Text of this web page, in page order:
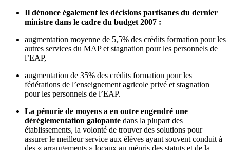
Il dénonce également les décisions partisanes du dernier
ministre dans le cadre du budget 2007 :
augmentation moyenne de 5,5% des crédits formation pour les
autres services du MAP et stagnation pour les personnels de
l’EAP,
augmentation de 35% des crédits formation pour les
fédérations de l’enseignement agricole privé et stagnation
pour les personnels de l’EAP.
La pénurie de moyens a en outre engendré une
déréglementation galopante dans la plupart des
établissements, la volonté de trouver des solutions pour
assurer le meilleur service aux élèves ayant souvent conduit à
des « arrangements » locaux au mépris des statuts et de la